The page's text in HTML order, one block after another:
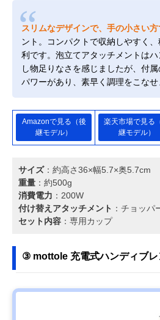
スリムなデザインで、手の小さい
ント。コンパクトで収納しやすく
利です。泡立てアタッチメントは
し物足りなさを感じましたが、付
パワーがあり、素早く調理をこなせ
Amazonで見る（後
継モデル）
楽天市場で見る
継モデル）
サイズ：約高さ36×幅5.7×奥5.7cm
重量 ：約500g
消費電力 ：200W
付け替えアタッチメント ：チョッパ
セット内容 ：専用カップ
③ mottole 充電式ハンディブ